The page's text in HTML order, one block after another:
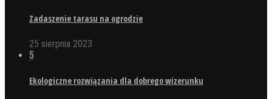
Zadaszenie tarasu na ogrodzie
25 sierpnia 2023
5
Ekologiczne rozwiązania dla dobrego wizerunku